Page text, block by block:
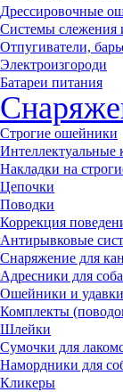
Дрессировочные
Системы слежения
Отпугиватели,
Электроизгороди
Батареи питания
Строгие ошейники
Накладки на
Цепочки
Поводки
Коррекция
Антирывковые
Снаряжение для
Адресники для
Ошейники и удавки
Комплекты
Шлейки
Сумочки для
Намордники для
Кликеры